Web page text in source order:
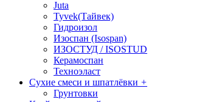
Juta
Tyvek(Тайвек)
Гидроизол
Изоспан (Isospan)
ИЗОСТУД / ISOSTUD
Керамоспан
Техноэласт
Сухие смеси и шпатлёвки +
Грунтовки